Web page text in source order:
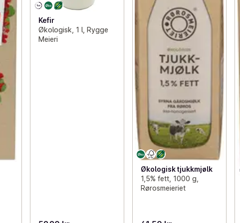
Kefir
Økologisk, 1 l, Rygge
Meieri
Økologisk tjukkmjølk
1,5% fett, 1000 g,
Rørosmeieriet